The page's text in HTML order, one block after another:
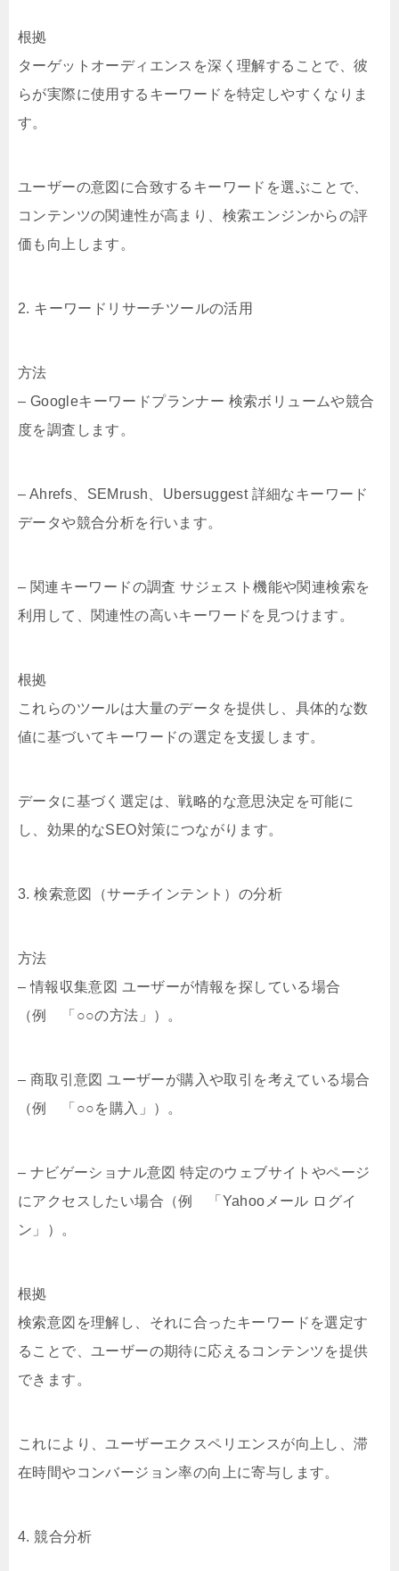
根拠
ターゲットオーディエンスを深く理解することで、彼
らが実際に使用するキーワードを特定しやすくなりま
す。
ユーザーの意図に合致するキーワードを選ぶことで、
コンテンツの関連性が高まり、検索エンジンからの評
価も向上します。
2. キーワードリサーチツールの活用
方法
– Googleキーワードプランナー 検索ボリュームや競合
度を調査します。
– Ahrefs、SEMrush、Ubersuggest 詳細なキーワード
データや競合分析を行います。
– 関連キーワードの調査 サジェスト機能や関連検索を
利用して、関連性の高いキーワードを見つけます。
根拠
これらのツールは大量のデータを提供し、具体的な数
値に基づいてキーワードの選定を支援します。
データに基づく選定は、戦略的な意思決定を可能に
し、効果的なSEO対策につながります。
3. 検索意図（サーチインテント）の分析
方法
– 情報収集意図 ユーザーが情報を探している場合
（例 「○○の方法」）。
– 商取引意図 ユーザーが購入や取引を考えている場合
（例 「○○を購入」）。
– ナビゲーショナル意図 特定のウェブサイトやページ
にアクセスしたい場合（例 「Yahooメール ログイ
ン」）。
根拠
検索意図を理解し、それに合ったキーワードを選定す
ることで、ユーザーの期待に応えるコンテンツを提供
できます。
これにより、ユーザーエクスペリエンスが向上し、滞
在時間やコンバージョン率の向上に寄与します。
4. 競合分析